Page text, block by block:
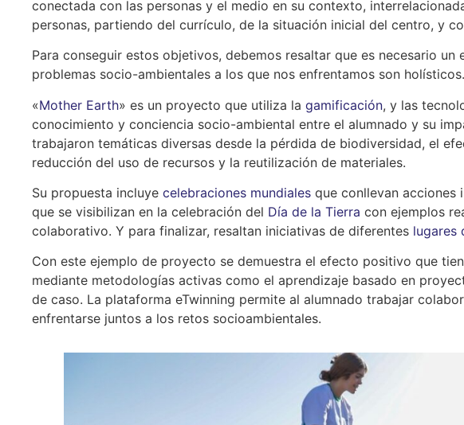
conectada con las personas y el medio en su contexto,
personas, partiendo del currículo, de la situación inicial del centro, y
Para conseguir estos objetivos, debemos resaltar que es necesario
problemas socio-ambientales a los que nos enfrentamos son holísticos.
«Mother Earth» es un proyecto que utiliza la gamificación, y las
conocimiento y conciencia socio-ambiental entre el alumnado y su
trabajaron temáticas diversas desde la pérdida de biodiversidad, el
reducción del uso de recursos y la reutilización de materiales.
Su propuesta incluye celebraciones mundiales que conllevan acciones
que se visibilizan en la celebración del Día de la Tierra con ejemplos
colaborativo. Y para finalizar, resaltan iniciativas de diferentes lugares
Con este ejemplo de proyecto se demuestra el efecto positivo que
mediante metodologías activas como el aprendizaje basado en
de caso. La plataforma eTwinning permite al alumnado trabajar
enfrentarse juntos a los retos socioambientales.